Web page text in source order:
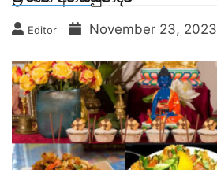
Editor November 23, 2023